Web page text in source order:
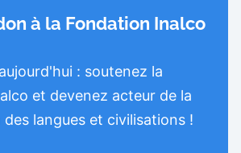
à la Fondation Inalco
: soutenez la
et devenez acteur de la
langues et civilisations !